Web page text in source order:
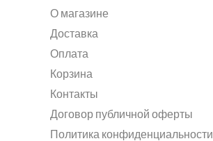
О магазине
Доставка
Оплата
Корзина
Контакты
Договор публичной оферты
Политика конфиденциальности